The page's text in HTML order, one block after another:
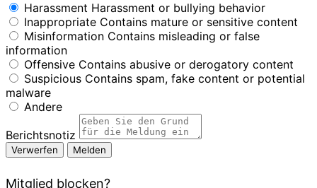
Harassment Harassment or bullying behavior
Inappropriate Contains mature or sensitive content
Misinformation Contains misleading or false
information
Offensive Contains abusive or derogatory content
Suspicious Contains spam, fake content or potential
malware
Andere
Berichtsnotiz
Melden
Mitglied blocken?